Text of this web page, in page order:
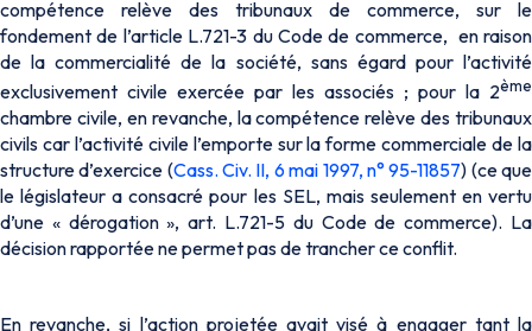
compétence relève des tribunaux de commerce, sur le
fondement de l’article L.721-3 du Code de commerce, en raison
de la commercialité de la société, sans égard pour l’activité
exclusivement civile exercée par les associés ; pour la 2ème
chambre civile, en revanche, la compétence relève des tribunaux
civils car l’activité civile l’emporte sur la forme commerciale de la
structure d’exercice (Cass. Civ. II, 6 mai 1997, n° 95-11857) (ce que
le législateur a consacré pour les SEL, mais seulement en vertu
d’une « dérogation », art. L.721-5 du Code de commerce). La
décision rapportée ne permet pas de trancher ce conflit.
En revanche, si l’action projetée avait visé à engager tant la